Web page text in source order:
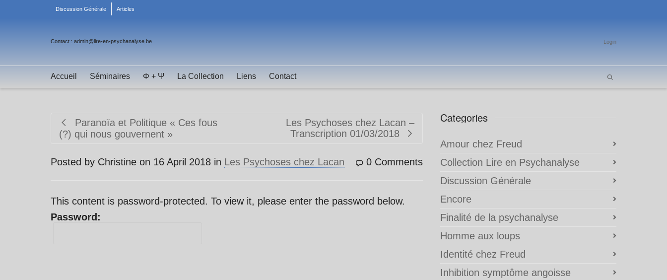
Discussion Générale Articles
Contact : admin@lire-en-psychanalyse.be Login
Accueil Séminaires Φ + Ψ La Collection Liens Contact
Paranoïa et Politique « Ces fous
(?) qui nous gouvernent »
Les Psychoses chez Lacan –
Transcription 01/03/2018
Posted by Christine on 16 April 2018 in Les Psychoses chez Lacan 0 Comments
This content is password-protected. To view it, please enter the password below.
Password:
Categories
Amour chez Freud
Collection Lire en Psychanalyse
Discussion Générale
Encore
Finalité de la psychanalyse
Homme aux loups
Identité chez Freud
Inhibition symptôme angoisse